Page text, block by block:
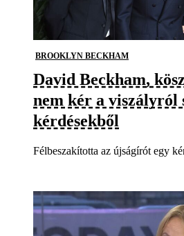
BROOKLYN BECKHAM
David Beckham,
nem kér a viszályról
kérdésekből
Félbeszakította az újságírót egy